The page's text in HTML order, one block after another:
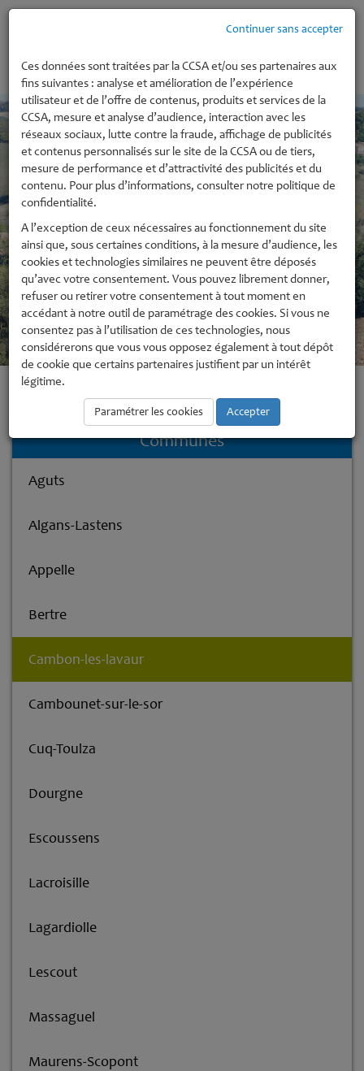
MENU
Accueil La Communauté de Communes
Cambon-les-lavaur
Communes
Aguts
Algans-Lastens
Appelle
Bertre
Cambon-les-lavaur
Cambounet-sur-le-sor
Cuq-Toulza
Dourgne
Escoussens
Lacroisille
Lagardiolle
Lescout
Massaguel
Maurens-Scopont
Continuer sans accepter
Ces données sont traitées par la CCSA et/ou ses partenaires aux
fins suivantes : analyse et amélioration de l’expérience
utilisateur et de l’offre de contenus, produits et services de la
CCSA, mesure et analyse d’audience, interaction avec les
réseaux sociaux, lutte contre la fraude, affichage de publicités
et contenus personnalisés sur le site de la CCSA ou de tiers,
mesure de performance et d’attractivité des publicités et du
contenu. Pour plus d’informations, consulter notre politique de
confidentialité.
A l’exception de ceux nécessaires au fonctionnement du site
ainsi que, sous certaines conditions, à la mesure d’audience, les
cookies et technologies similaires ne peuvent être déposés
qu’avec votre consentement. Vous pouvez librement donner,
refuser ou retirer votre consentement à tout moment en
accédant à notre outil de paramétrage des cookies. Si vous ne
consentez pas à l’utilisation de ces technologies, nous
considérerons que vous vous opposez également à tout dépôt
de cookie que certains partenaires justifient par un intérêt
légitime.
Paramétrer les cookies Accepter